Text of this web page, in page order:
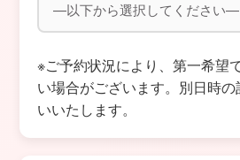
※ご予約状況により、第一希望
い場合がございます。別日時
いいたします。